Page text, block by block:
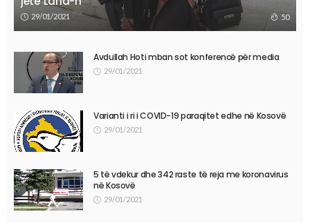
29/01/2021 50
Avdullah Hoti mban sot konferencë për media
29/01/2021
Varianti i ri i COVID-19 paraqitet edhe në Kosovë
29/01/2021
5 të vdekur dhe 342 raste të reja me koronavirus
në Kosovë
29/01/2021